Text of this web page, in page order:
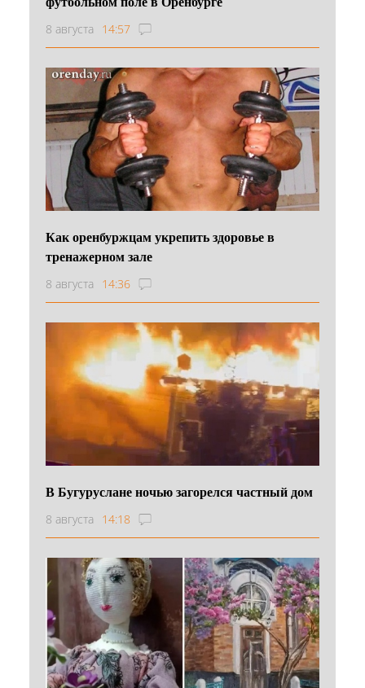
8 августа 14:57
Как оренбуржцам укрепить здоровье в
тренажерном зале
8 августа 14:36
В Бугуруслане ночью загорелся частный дом
8 августа 14:18